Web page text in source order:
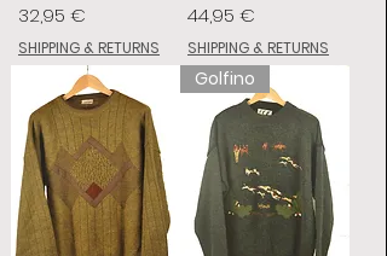
Prix
32,95 €
SHIPPING & RETURNS
Prix
44,95 €
SHIPPING & RETURNS
Golfino